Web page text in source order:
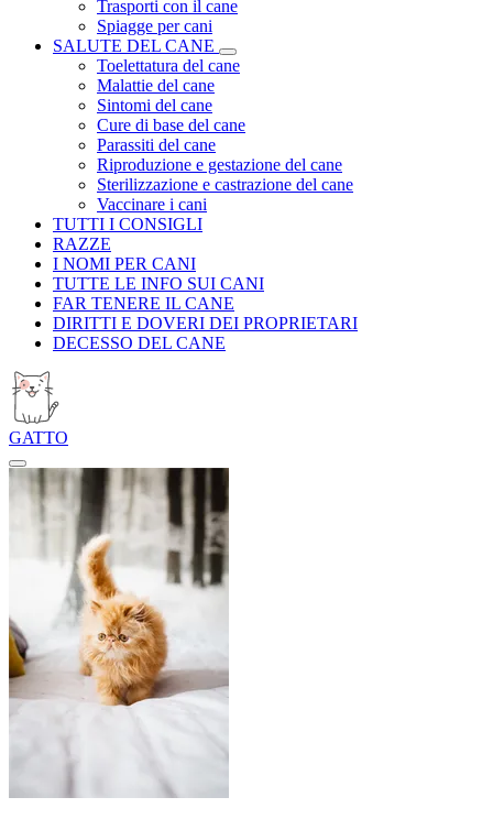
Trasporti con il cane
Spiagge per cani
SALUTE DEL CANE
Toelettatura del cane
Malattie del cane
Sintomi del cane
Cure di base del cane
Parassiti del cane
Riproduzione e gestazione del cane
Sterilizzazione e castrazione del cane
Vaccinare i cani
TUTTI I CONSIGLI
RAZZE
I NOMI PER CANI
TUTTE LE INFO SUI CANI
FAR TENERE IL CANE
DIRITTI E DOVERI DEI PROPRIETARI
DECESSO DEL CANE
GATTO